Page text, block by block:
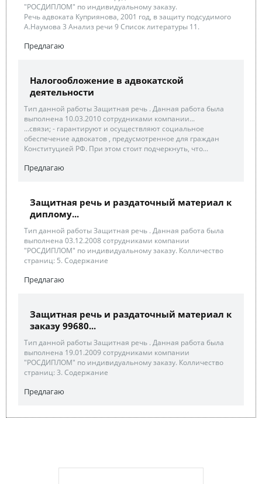
"РОСДИПЛОМ" по индивидуальному заказу.
Речь адвоката Куприянова, 2001 год, в защиту подсудимого
А.Наумова 3 Анализ речи 9 Список литературы 11.
Предлагаю
Налогообложение в адвокатской
деятельности
Тип данной работы Защитная речь . Данная работа была
выполнена 10.03.2010 сотрудниками компании...
...связи; - гарантируют и осуществляют социальное
обеспечение адвокатов , предусмотренное для граждан
Конституцией РФ. При этом стоит подчеркнуть, что...
Предлагаю
Защитная речь и раздаточный материал к
диплому...
Тип данной работы Защитная речь . Данная работа была
выполнена 03.12.2008 сотрудниками компании
"РОСДИПЛОМ" по индивидуальному заказу. Колличество
страниц: 5. Содержание
Предлагаю
Защитная речь и раздаточный материал к
заказу 99680...
Тип данной работы Защитная речь . Данная работа была
выполнена 19.01.2009 сотрудниками компании
"РОСДИПЛОМ" по индивидуальному заказу. Колличество
страниц: 3. Содержание
Предлагаю